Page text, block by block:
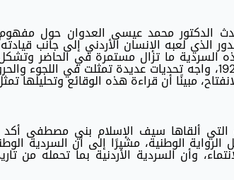
الدكتور محمد عيسى العدوان حول مفهوم
الذي لعبه الإنسان الأردني إلى جانب
السردية ما تزال مستمرة في الحاضر
الإمارة عام 1921، واجه تحديات عديدة تمثلت في
مبينًا أن قراءة هذه الوقائع وتحليلها
ألقاها سيف الإسلام بني مصطفى أكد
الرواية الوطنية، مشيرًا إلى أن السردية
وأن السردية الأردنية بما تحمله من